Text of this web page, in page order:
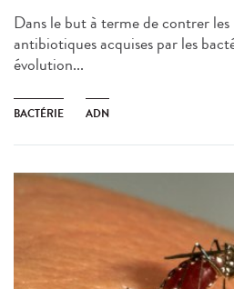
Dans le but à terme de contrer les
antibiotiques acquises par les
évolution...
BACTÉRIE ADN